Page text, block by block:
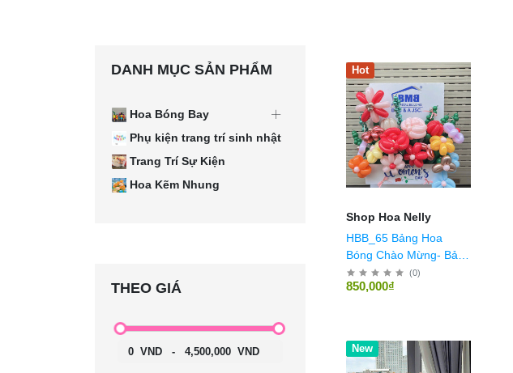
DANH MỤC SẢN PHẨM
Hoa Bóng Bay
Phụ kiện trang trí sinh nhật
Trang Trí Sự Kiện
Hoa Kẽm Nhung
THEO GIÁ
0 VND - 4,500,000 VND
Hot
Shop Hoa Nelly
HBB_65 Bảng Hoa
Bóng Chào Mừng- Bảng
Welcome
(0)
850,000₫
Hot
New